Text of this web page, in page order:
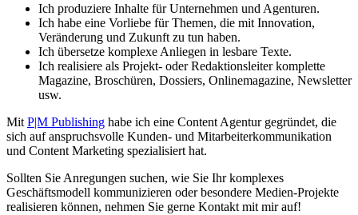
Ich produziere Inhalte für Unternehmen und Agenturen.
Ich habe eine Vorliebe für Themen, die mit Innovation,
Veränderung und Zukunft zu tun haben.
Ich übersetze komplexe Anliegen in lesbare Texte.
Ich realisiere als Projekt- oder Redaktionsleiter komplette
Magazine, Broschüren, Dossiers, Onlinemagazine, Newsletter
usw.
Mit P|M Publishing habe ich eine Content Agentur gegründet, die
sich auf anspruchsvolle Kunden- und Mitarbeiterkommunikation
und Content Marketing spezialisiert hat.
Sollten Sie Anregungen suchen, wie Sie Ihr komplexes
Geschäftsmodell kommunizieren oder besondere Medien-Projekte
realisieren können, nehmen Sie gerne Kontakt mit mir auf!